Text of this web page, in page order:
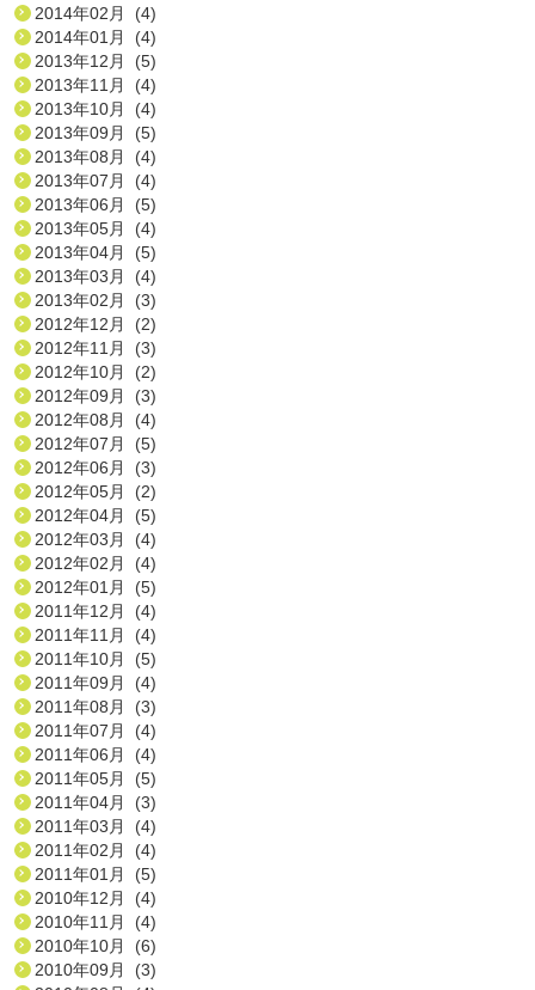
2014年02月 (4)
2014年01月 (4)
2013年12月 (5)
2013年11月 (4)
2013年10月 (4)
2013年09月 (5)
2013年08月 (4)
2013年07月 (4)
2013年06月 (5)
2013年05月 (4)
2013年04月 (5)
2013年03月 (4)
2013年02月 (3)
2012年12月 (2)
2012年11月 (3)
2012年10月 (2)
2012年09月 (3)
2012年08月 (4)
2012年07月 (5)
2012年06月 (3)
2012年05月 (2)
2012年04月 (5)
2012年03月 (4)
2012年02月 (4)
2012年01月 (5)
2011年12月 (4)
2011年11月 (4)
2011年10月 (5)
2011年09月 (4)
2011年08月 (3)
2011年07月 (4)
2011年06月 (4)
2011年05月 (5)
2011年04月 (3)
2011年03月 (4)
2011年02月 (4)
2011年01月 (5)
2010年12月 (4)
2010年11月 (4)
2010年10月 (6)
2010年09月 (3)